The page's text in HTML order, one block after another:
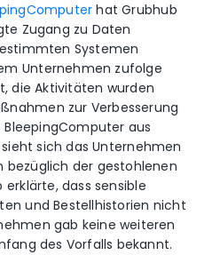
hat Grubhub
Zugang zu Daten
Systemen
Unternehmen zufolge
die Aktivitäten wurden
zur Verbesserung
aus
sich das Unternehmen
bezüglich der gestohlenen
dass sensible
und Bestellhistorien nicht
gab keine weiteren
des Vorfalls bekannt.